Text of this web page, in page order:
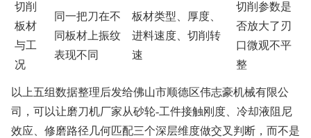
切削
板材
与工
况
同一把刀在不
同板材上振纹
表现不同
板材类型、厚度、
进料速度、切削转
速
切削参数是
否放大了刃
口微观不平
整
以上五组数据整理后发给佛山市顺德区伟志豪机械有限公
司，可以让磨刀机厂家从砂轮-工件接触刚度、冷却液阻尼
效应、修磨路径几何匹配三个深层维度做交叉判断，而不是